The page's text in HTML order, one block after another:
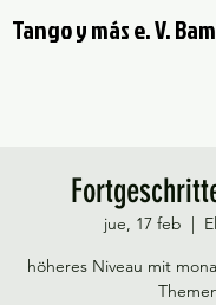
Tango y más e. V.
jue, 17 feb
  |
höheres Niveau mit